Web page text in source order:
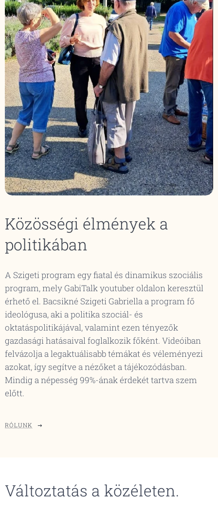
Közösségi élmények a
politikában
A Szigeti program egy fiatal és dinamikus szociális
program, mely GabiTalk youtuber oldalon keresztül
érhető el. Bacsikné Szigeti Gabriella a program fő
ideológusa, aki a politika szociál- és
oktatáspolitikájával, valamint ezen tényezők
gazdasági hatásaival foglalkozik főként. Videóiban
felvázolja a legaktuálisabb témákat és véleményezi
azokat, így segítve a nézőket a tájékozódásban.
Mindig a népesség 99%-ának érdekét tartva szem
előtt.
RÓLUNK
Változtatás a közéleten.